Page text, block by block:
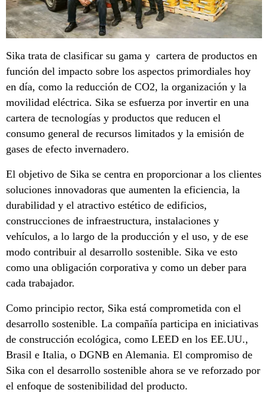
Sika trata de clasificar su gama y cartera de productos en
función del impacto sobre los aspectos primordiales hoy
en día, como la reducción de CO2, la organización y la
movilidad eléctrica. Sika se esfuerza por invertir en una
cartera de tecnologías y productos que reducen el
consumo general de recursos limitados y la emisión de
gases de efecto invernadero.
El objetivo de Sika se centra en proporcionar a los clientes
soluciones innovadoras que aumenten la eficiencia, la
durabilidad y el atractivo estético de edificios,
construcciones de infraestructura, instalaciones y
vehículos, a lo largo de la producción y el uso, y de ese
modo contribuir al desarrollo sostenible. Sika ve esto
como una obligación corporativa y como un deber para
cada trabajador.
Como principio rector, Sika está comprometida con el
desarrollo sostenible. La compañía participa en iniciativas
de construcción ecológica, como LEED en los EE.UU.,
Brasil e Italia, o DGNB en Alemania. El compromiso de
Sika con el desarrollo sostenible ahora se ve reforzado por
el enfoque de sostenibilidad del producto.